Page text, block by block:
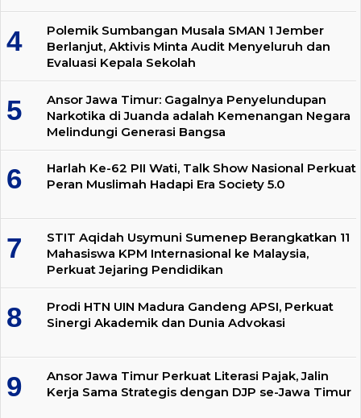
Polemik Sumbangan Musala SMAN 1 Jember
Berlanjut, Aktivis Minta Audit Menyeluruh dan
Evaluasi Kepala Sekolah
Ansor Jawa Timur: Gagalnya Penyelundupan
Narkotika di Juanda adalah Kemenangan Negara
Melindungi Generasi Bangsa
Harlah Ke-62 PII Wati, Talk Show Nasional Perkuat
Peran Muslimah Hadapi Era Society 5.0
STIT Aqidah Usymuni Sumenep Berangkatkan 11
Mahasiswa KPM Internasional ke Malaysia,
Perkuat Jejaring Pendidikan
Prodi HTN UIN Madura Gandeng APSI, Perkuat
Sinergi Akademik dan Dunia Advokasi
Ansor Jawa Timur Perkuat Literasi Pajak, Jalin
Kerja Sama Strategis dengan DJP se-Jawa Timur